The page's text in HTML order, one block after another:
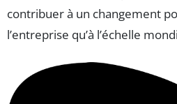
contribuer à un changement
l’entreprise qu’à l’échelle